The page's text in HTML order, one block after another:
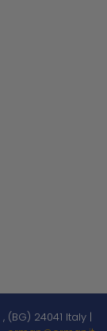
, (BG) 24041 Italy |